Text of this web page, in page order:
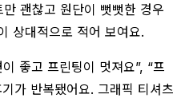
괜찮고 원단이 뻣뻣한 경우
상대적으로 적어 보여요.
이 좋고 프린팅이 멋져요”, “프
가 반복됐어요. 그래픽 티셔츠